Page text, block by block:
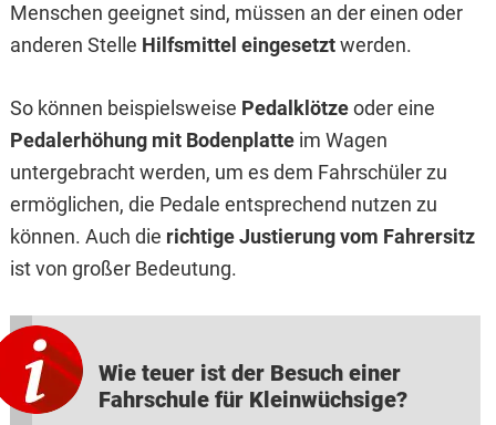
Menschen geeignet sind, müssen an der einen oder
anderen Stelle Hilfsmittel eingesetztwerden.
So können beispielsweise Pedalklötzeoder eine
Pedalerhöhung mit Bodenplatteim Wagen
untergebracht werden, um es dem Fahrschüler zu
ermöglichen, die Pedale entsprechend nutzen zu
können. Auch die richtige Justierung vom Fahrersitz
ist von großer Bedeutung.
Wie teuer ist der Besuch einer
Fahrschule für Kleinwüchsige?